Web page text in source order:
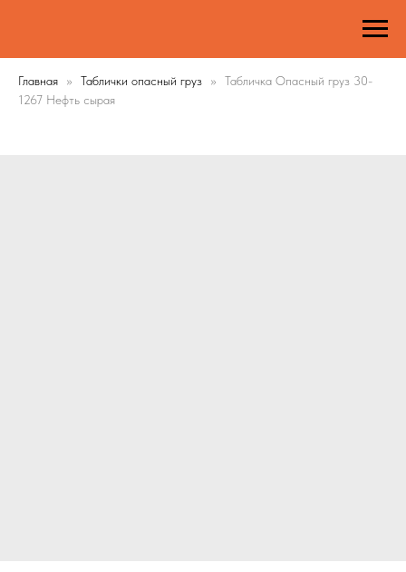
Главная Таблички опасный груз
Табличка Опасный груз 30-
1267 Нефть сырая